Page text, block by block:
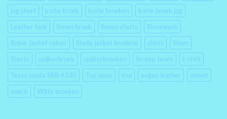
jog short
korte broek korte broeken
korte broek jog
Leather look
linnen broek linnen shorts
Rinsewash
Robie Jacket colour
Shelly jacket broderie shirts
Short
Shorts
spijkerbroek spijkerbroeken Streep Jeans
t-shirt
Tessy punta SRB 4330
Top ajour trui vegan leather
velvet
vneck
Witte broeken